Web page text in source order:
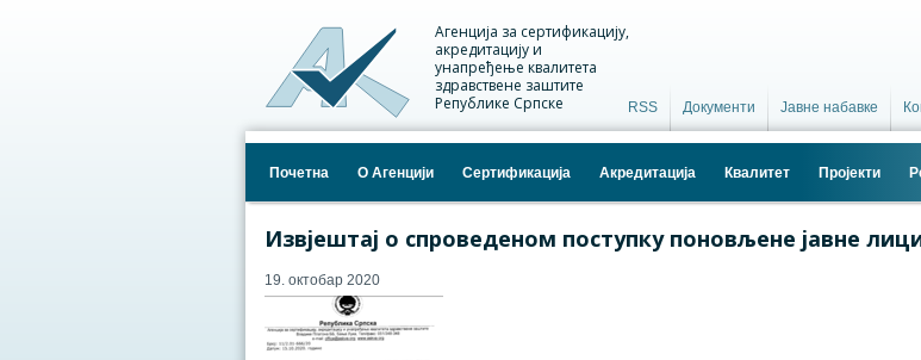
Агенција за сертификацију,
акредитацију и
унапређење квалитета
здравствене заштите
Републике Српске
Почетна О Агенцији Сертификација Акредитација Квалитет Пројекти
RSS Документи Јавне набавке
Извјештај о спроведеном поступку поновљене јавне
19. октобар 2020